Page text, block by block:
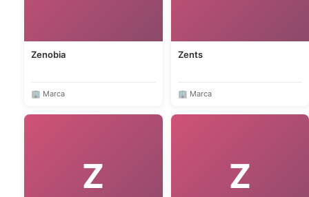
Zenobia
🏢 Marca
Zents
🏢 Marca
Z Z